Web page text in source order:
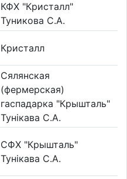
КФХ "Кристалл"
Туникова С.А.
Кристалл
Сялянская
(фермерская)
гаспадарка "Крышталь"
Тунікава С.А.
СФХ "Крышталь"
Тунікава С.А.